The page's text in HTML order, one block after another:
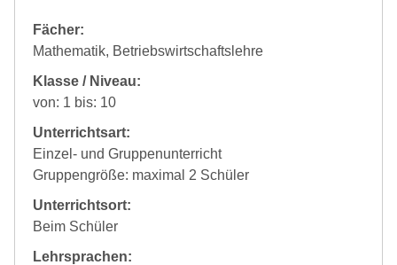
Fächer:
Mathematik, Betriebswirtschaftslehre
Klasse / Niveau:
von: 1 bis: 10
Unterrichtsart:
Einzel- und Gruppenunterricht
Gruppengröße: maximal 2 Schüler
Unterrichtsort:
Beim Schüler
Lehrsprachen: